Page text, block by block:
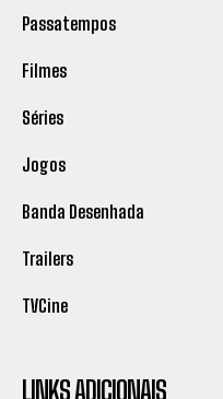
Passatempos
Filmes
Séries
Jogos
Banda Desenhada
Trailers
TVCine
LINKS ADICIONAIS